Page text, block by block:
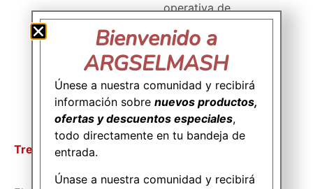
operativa de
asegurando que tanto
la zapata como el
disco trabajen de
manera más eficiente
y por más tiempo.
Tres Posiciones Ajustables:
Bienvenido a
ARGSELMASH
Únese a nuestra comunidad y recibirá
información sobre nuevos productos,
ofertas y descuentos especiales,
todo directamente en tu bandeja de
entrada.
Únase a nuestra comunidad y recibirá